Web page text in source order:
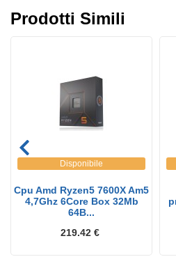
Prodotti Simili
Disponibile
Cpu Amd Ryzen5 7600X Am5
4,7Ghz 6Core Box 32Mb
64B...
219.42 €